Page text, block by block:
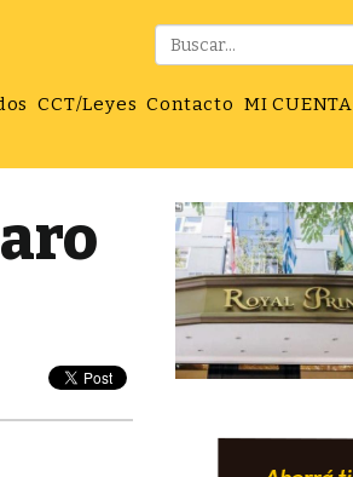
CCT/Leyes Contacto MI CUENTA